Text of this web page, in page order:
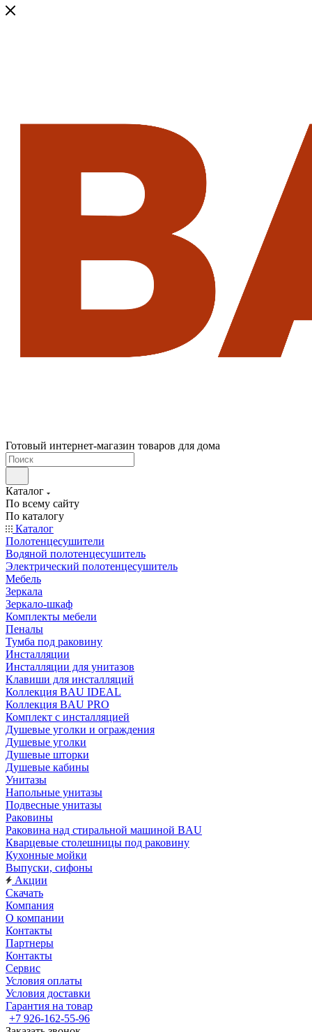
Готовый интернет-магазин товаров для дома
Каталог
По всему сайту
По каталогу
Каталог
Полотенцесушители
Водяной полотенцесушитель
Электрический полотенцесушитель
Мебель
Зеркала
Зеркало-шкаф
Комплекты мебели
Пеналы
Тумба под раковину
Инсталляции
Инсталляции для унитазов
Клавиши для инсталляций
Коллекция BAU IDEAL
Коллекция BAU PRO
Комплект с инсталляцией
Душевые уголки и ограждения
Душевые уголки
Душевые шторки
Душевые кабины
Унитазы
Напольные унитазы
Подвесные унитазы
Раковины
Раковина над стиральной машиной BAU
Кварцевые столешницы под раковину
Кухонные мойки
Выпуски, сифоны
Акции
Скачать
Компания
О компании
Контакты
Партнеры
Контакты
Сервис
Условия оплаты
Условия доставки
Гарантия на товар
+7 926-162-55-96